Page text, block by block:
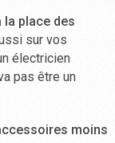
la place des
sur vos
électricien
pas être un
moins